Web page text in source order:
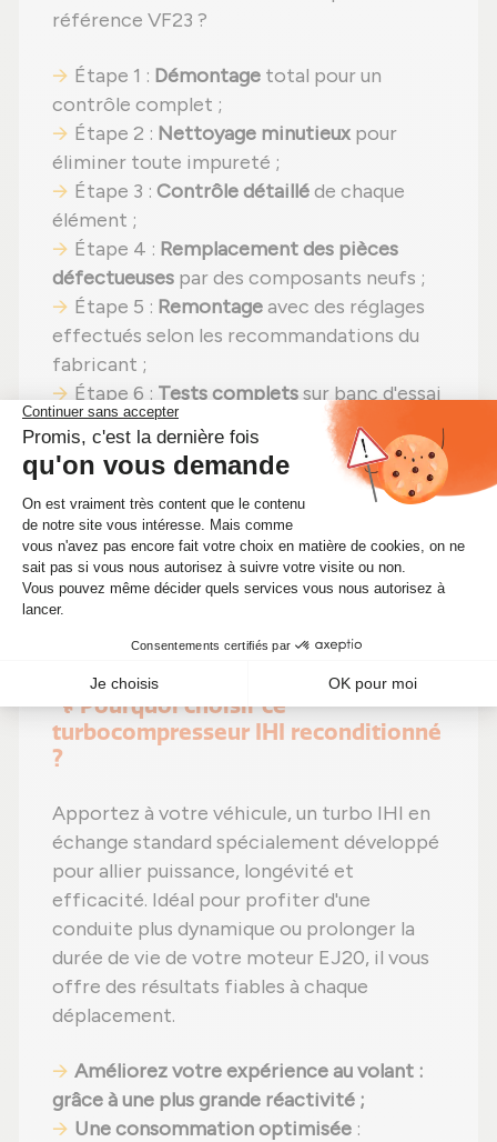
référence VF23 ?
Étape 1 : Démontage total pour un
contrôle complet ;
Étape 2 : Nettoyage minutieux pour
éliminer toute impureté ;
Étape 3 : Contrôle détailléde chaque
élément ;
Étape 4 : Remplacement des pièces
défectueuses par des composants neufs ;
Étape 5 : Remontageavec des réglages
effectués selon les recommandations du
fabricant ;
Étape 6 : Tests completssur banc d'essai
Schenck avant envoi.
En choisissant unturbo reconditionné,
vous faites un pari gagnant : performances
identiques,une solution plus économique
(actuellement à 646,00 €)et unimpact
environnemental positif. Alors pourquoi
hésiter ? Boostez votre moteur tout en
réduisant vos coûts d'entretien !
🔧 Pourquoi choisir ce
turbocompresseur IHI reconditionné
?
Apportez à votre véhicule, un turbo IHI en
échange standard spécialement développé
pour allier puissance, longévité et
efficacité. Idéal pour profiter d'une
conduite plus dynamique ou prolonger la
durée de vie de votre moteur EJ20, il vous
offre des résultats fiables à chaque
déplacement.
Améliorez votre expérience au volant :
grâce à une plus grande réactivité ;
Une consommation optimisée :